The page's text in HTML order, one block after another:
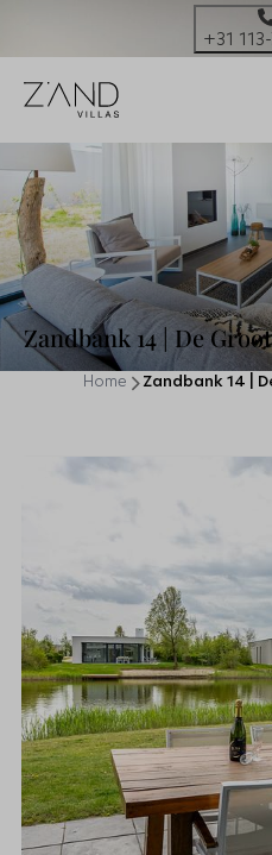
+31
Zandbank 14 | De
Home Zandbank 14 |